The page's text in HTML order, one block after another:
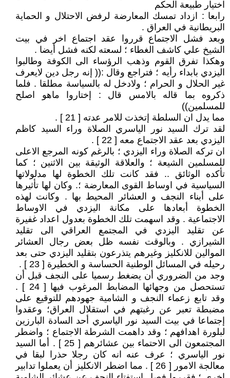
اختيار طبيعة الحكم
رابعا : ازداد تمسك المعارضة لرفض الاحتلال و الحماية
البريطانية في العراق .
وبعد فشل الاجتماع قرروا عقد اجتماع اخر في بيت
الشيخ علي كاشف الغطاء ؛ لسعته لكنه فشل أيضا .
وهكذا تفرق القوم وذهب الرؤساء الى الكوفة وطالبوا
اليزدي بابداء رأيه ؛ فتراجع وقال :(( إنه رجل دين لايعرف
غير الحلال و الحرام ؛ ولادخل له بالسياسة مطلقا . فلما
ذكروه بما قاله بالامس قال : إختاروا ماهو اصلح
للمسلمين))
مما يدل ان السلطة إتخذت للامر عدته [ 21 ] .
لقد ترك السيد نور الياسري الصلاة وراء السيد كاظم
اليزدي بعد عقد الاجتماع معه [ 22 ] .
ان تركه الصلاة وراء اليزدي ؛ بالرغم كونه المرجع الاعلى
للمسلمين الشيعة ؛ والعلاقة الوثيقة بين الاثنين ؛ كما
تأكده الوثائق .. فقد كانت تلك الخطوة لها مدلولاتها
السياسية في اوساط القوى المعارضة ؛. وكان لها تأثيرها
على أبناء النجف و العشائر المحيط بها . وكانت لهذه
الخطوة أبعادها على مكانة اليزدي في الاوساط
الاجتماعية . وقد اسهمت تلك الخطوة بعدول اعداد غفيرة
عن تقليد اليزدي في المجتمع العراقي الى تقليد
الشيرازي . وبالوقت نفسه ظل بعض رجال العشائر
الموالين للانكليز وغيرهم يتذرعون بتقليد اليزدي حتى بعد
رحيله في المسائل الوطنية الحساسة و الخطيرة [ 23 ] .
وجد من الضروري أن يضغط رسميا على النجف قبل أن
تستحصل من وجهائها المضابط المرغوب فيها [ 24 ] .
وقد تابع زعماء النجف و الشامية جهودهم للتوقيع على
مضبطة تعبر عن رغبتهم في استقلال العراق؛ وعقدوا
إجتماعا في بيت السيد نور الياسري أحد السادة البارزين
لبلورة اهدافهم ؛ وقد داهمت الشرطة الاجتماع ؛ واضطر
المجتمعون الى الاحتماء بين عشائرهم [ 25 ] . أما السيد
نور الياسري ؛ عرف عنه انه كان رجلا حذرا لبقا في
معالجة الامور [ 26 ] . مما اضطر الانكليز أن يعملوا تدابير